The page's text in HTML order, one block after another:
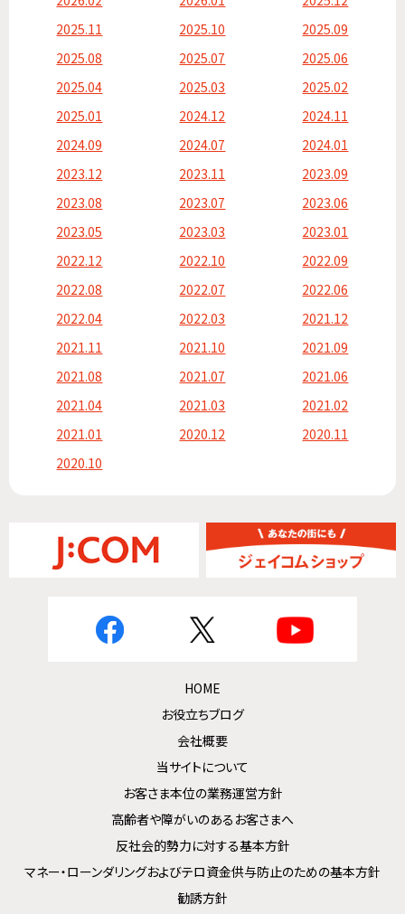
2025.11
2025.10
2025.09
2025.08
2025.07
2025.06
2025.04
2025.03
2025.02
2025.01
2024.12
2024.11
2024.09
2024.07
2024.01
2023.12
2023.11
2023.09
2023.08
2023.07
2023.06
2023.05
2023.03
2023.01
2022.12
2022.10
2022.09
2022.08
2022.07
2022.06
2022.04
2022.03
2021.12
2021.11
2021.10
2021.09
2021.08
2021.07
2021.06
2021.04
2021.03
2021.02
2021.01
2020.12
2020.11
2020.10
HOME
お役立ちブログ
会社概要
当サイトについて
お客さま本位の業務運営方針
高齢者や障がいのあるお客さまへ
反社会的勢力に対する基本方針
マネー・ローンダリングおよびテロ資金供与防止のための基本方針
勧誘方針